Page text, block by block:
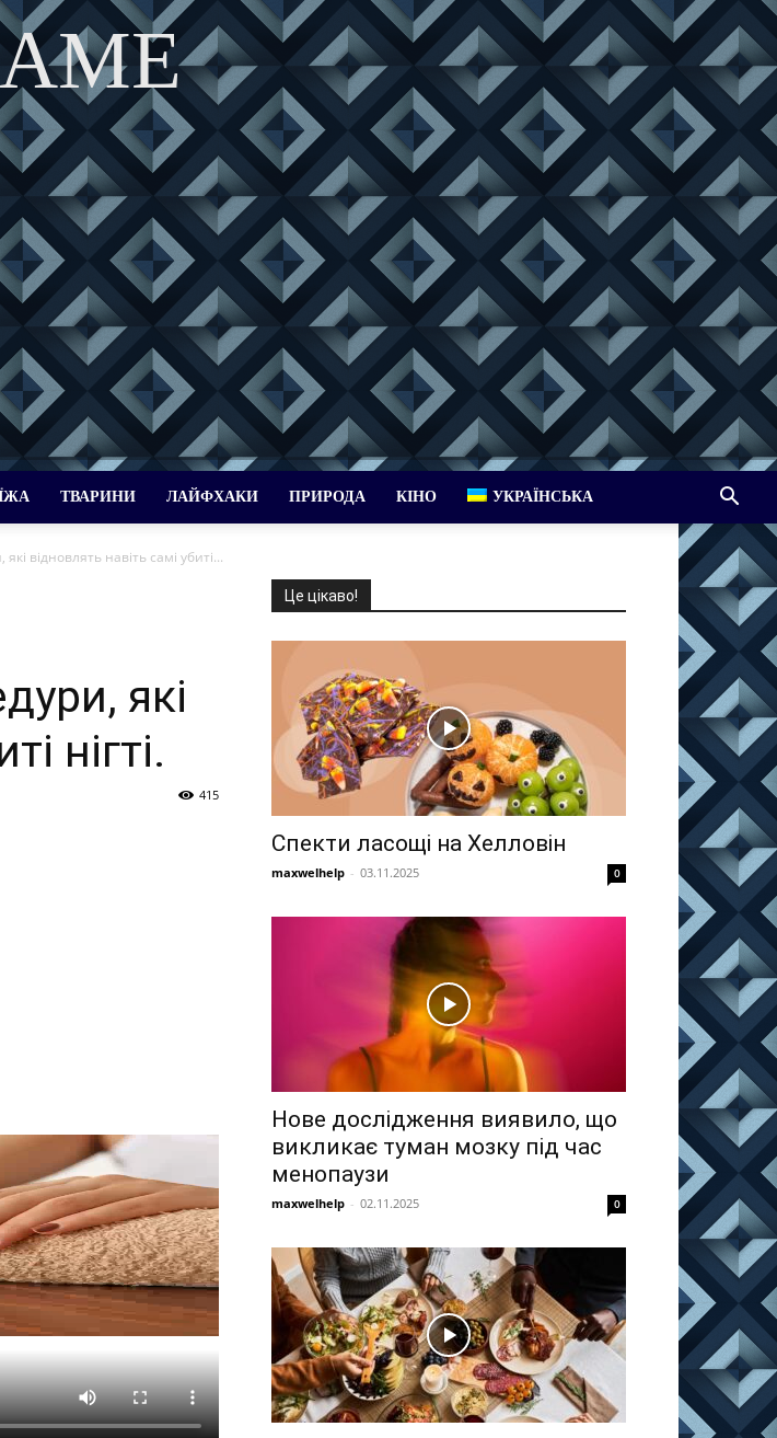
ART OF PUBLISHING
ТВАРИНИ ЛАЙФХАКИ ПРИРОДА КІНО УКРАЇНСЬКА
відновлять навіть самі убиті...
які
нігті.
415
Це цікаво!
Спекти ласощі на Хелловін
maxwelhelp - 03.11.2025 0
Нове дослідження виявило, що
викликає туман мозку під час
менопаузи
maxwelhelp - 02.11.2025 0